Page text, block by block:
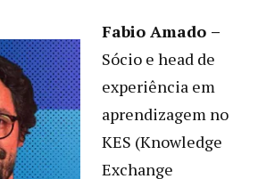
Fabio Amado –
Sócio e head de
experiência em
aprendizagem no
KES (Knowledge
Exchange